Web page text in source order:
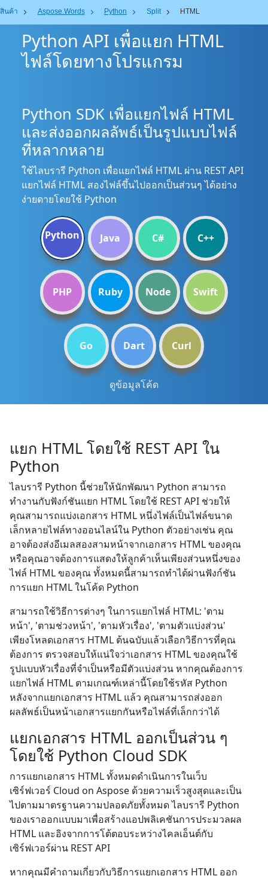
สินค้า Aspose.Words Python Split HTML
Python API เพื่อแยก HTML
ไฟล์โดยทางโปรแกรม
Python SDK เพื่อแยกไฟล์ HTML
และส่งออกผลลัพธ์เป็นรูปแบบไฟล์
ที่หลากหลาย
ใช้ไลบรารี Python เพื่อแยกไฟล์ HTML ผ่าน REST API
แยกไฟล์ HTML สองไฟล์ขึ้นไปออกเป็นส่วนๆ ได้อย่าง
ง่ายดายโดยใช้ Python
Python Java C# C++
PHP Ruby Node Swift
Go Dart Curl
ดูข้อมูลโค้ด
แยก HTML โดยใช้ REST API ใน
Python
ไลบรารี Python นี้ช่วยให้นักพัฒนา Python สามารถ
ทำงานกับฟังก์ชันแยก HTML โดยใช้ REST API ช่วยให้
คุณสามารถแบ่งเอกสาร HTML หนึ่งไฟล์เป็นไฟล์ขนาด
เล็กหลายไฟล์ทางออนไลน์ใน Python ตัวอย่างเช่น คุณ
อาจต้องส่งอีเมลสองสามหน้าจากเอกสาร HTML ของคุณ
หรือคุณอาจต้องการแสดงให้ลูกค้าเห็นเพียงส่วนหนึ่งของ
ไฟล์ HTML ของคุณ ทั้งหมดนี้สามารถทำได้ผ่านฟังก์ชัน
การแยก HTML ในโค้ด Python
สามารถใช้วิธีการต่างๆ ในการแยกไฟล์ HTML: 'ตาม
หน้า', 'ตามช่วงหน้า', 'ตามหัวเรื่อง', 'ตามตัวแบ่งส่วน'
เพียงโหลดเอกสาร HTML ต้นฉบับแล้วเลือกวิธีการที่คุณ
ต้องการ ตรวจสอบให้แน่ใจว่าเอกสาร HTML ของคุณใช้
รูปแบบหัวเรื่องที่จำเป็นหรือมีตัวแบ่งส่วน หากคุณต้องการ
แยกไฟล์ HTML ตามเกณฑ์เหล่านี้โดยใช้รหัส Python
หลังจากแยกเอกสาร HTML แล้ว คุณสามารถส่งออก
ผลลัพธ์เป็นหน้าเอกสารแยกกันหรือไฟล์ที่เล็กกว่าได้
แยกเอกสาร HTML ออกเป็นส่วน ๆ
โดยใช้ Python Cloud SDK
การแยกเอกสาร HTML ทั้งหมดดำเนินการในเว็บ
เซิร์ฟเวอร์ Cloud on Aspose ด้วยความเร็วสูงสุดและเป็น
ไปตามมาตรฐานความปลอดภัยทั้งหมด ไลบรารี Python
ของเราออกแบบมาเพื่อสร้างแอปพลิเคชันการประมวลผล
HTML และอิงจากการโต้ตอบระหว่างไคลเอ็นต์กับ
เซิร์ฟเวอร์ผ่าน REST API
หากคุณมีคำถามเกี่ยวกับวิธีการแยกเอกสาร HTML ออก